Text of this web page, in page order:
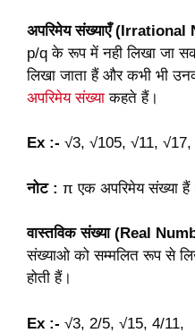
अपरिमेय संख्याएँ
p/q के रूप में नही लिखा जा
लिखा जाता हैं और कभी भी
अपरिमेय संख्या कहते हैं।
Ex :- √3, √105, √11, √17,
नोट : π एक अपरिमेय संख्या
वास्तविक संख्या (Real
संख्याओ को सम्मलित रूप से
होती हैं।
Ex :- √3, 2/5, √15, 4/11,